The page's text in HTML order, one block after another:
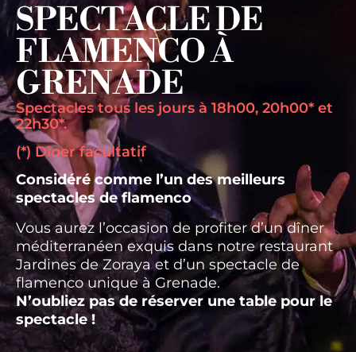
SPECTACLE DE
FLAMENCO À
GRENADE
Spectacles tous les jours à 18h00, 20h00* et
22h30*.
(*) Dîner facultatif
Considéré comme l’un des meilleurs
spectacles de flamenco
Vous aurez l’occasion de profiter d’un dîner
méditerranéen exquis dans notre restaurant
Jardines de Zoraya et d’un spectacle de
flamenco unique à Grenade.
N’oubliez pas de réserver une table pour le
spectacle !